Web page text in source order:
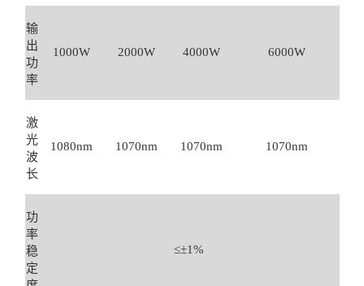
输
出
功
率
1000W 2000W 4000W 6000W
激
光
波
长
1080nm 1070nm 1070nm 1070nm
功
率
稳
定
≤±1%